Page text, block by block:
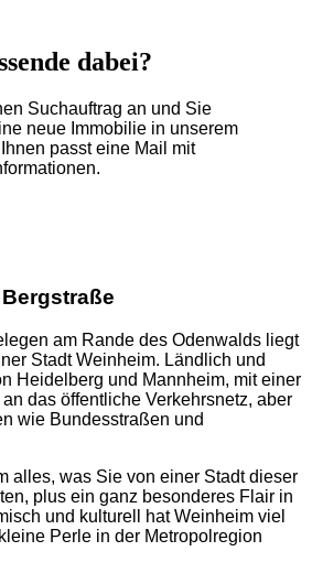
dabei?
Suchauftrag an und Sie
neue Immobilie in unserem
passt eine Mail mit
am Rande des Odenwalds liegt
Stadt Weinheim. Ländlich und
Heidelberg und Mannheim, mit einer
das öffentliche Verkehrsnetz, aber
wie Bundesstraßen und
alles, was Sie von einer Stadt dieser
plus ein ganz besonderes Flair in
und kulturell hat Weinheim viel
Perle in der Metropolregion